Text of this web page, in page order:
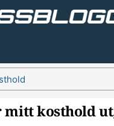
mitt kosthold